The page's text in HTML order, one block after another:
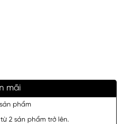
mãi
phẩm
2 sản phẩm trở lên.